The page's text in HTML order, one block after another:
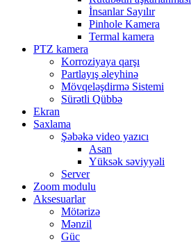
İnsanlar Sayılır
Pinhole Kamera
Termal kamera
PTZ kamera
Korroziyaya qarşı
Partlayış əleyhinə
Mövqeləşdirmə Sistemi
Sürətli Qübbə
Ekran
Saxlama
Şəbəkə video yazıcı
Asan
Yüksək səviyyəli
Server
Zoom modulu
Aksesuarlar
Mötərizə
Mənzil
Güc